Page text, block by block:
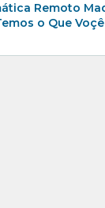
Remoto
o Que